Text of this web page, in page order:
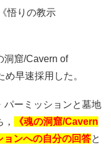
悟りの教示
洞窟/Cavern of
早速採用した。
パーミッションと墓地
《魂の洞窟/Cavern
ンへの自分の回答と